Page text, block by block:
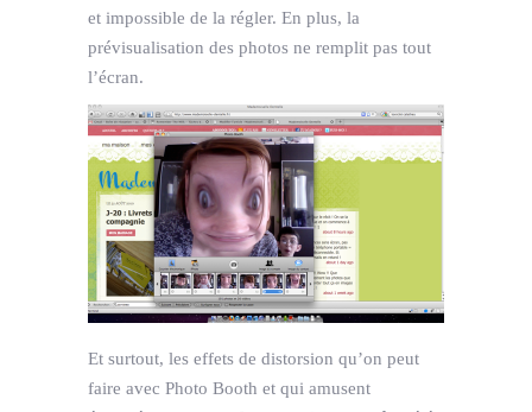
et impossible de la régler. En plus, la
prévisualisation des photos ne remplit pas tout
l’écran.
Et surtout, les effets de distorsion qu’on peut
faire avec Photo Booth et qui amusent